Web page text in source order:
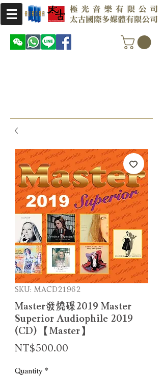
SKU: MACD21962
Master發燒碟2019 Master
Superior Audiophile 2019
(CD) 【Master】
NT$500.00
Quantity *